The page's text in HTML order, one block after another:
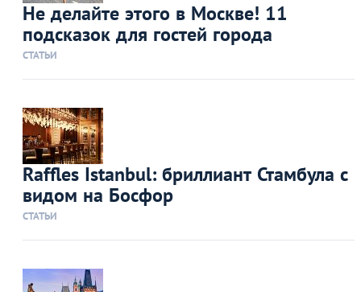
Не делайте этого в Москве! 11
подсказок для гостей города
СТАТЬИ
Raffles Istanbul: бриллиант Стамбула с
видом на Босфор
СТАТЬИ